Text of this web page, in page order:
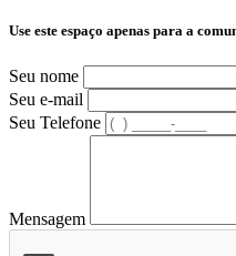
Use este espaço apenas para a
Seu nome
Seu e-mail
Seu Telefone
Mensagem